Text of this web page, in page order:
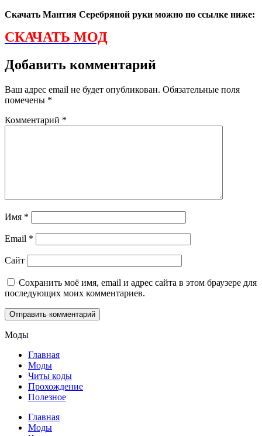
Скачать Мантия Серебряной руки можно по ссылке ниже:
СКАЧАТЬ МОД
Добавить комментарий
Ваш адрес email не будет опубликован. Обязательные поля
помечены *
Комментарий *
Имя *
Email *
Сайт
Сохранить моё имя, email и адрес сайта в этом браузере для
последующих моих комментариев.
Моды
Главная
Моды
Читы коды
Прохождение
Полезное
Главная
Моды